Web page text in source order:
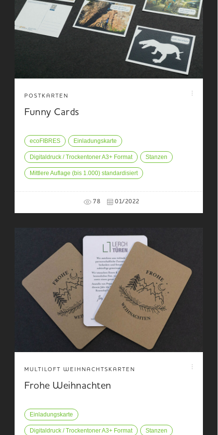
POSTKARTEN
Funny Cards
ecoFIBRES Einladungskarte
Digitaldruck / Trockentoner A3+ Format Stanzen
Mittlere Auflage (bis 1.000) standardisiert
78 01/2022
MULTILOFT WEIHNACHTSKARTEN
Frohe Weihnachten
Einladungskarte
Digitaldruck / Trockentoner A3+ Format Stanzen